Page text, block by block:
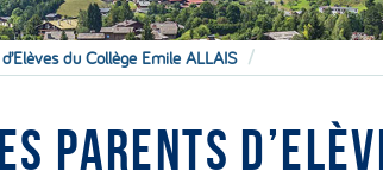
du Collège Emile ALLAIS
PARENTS